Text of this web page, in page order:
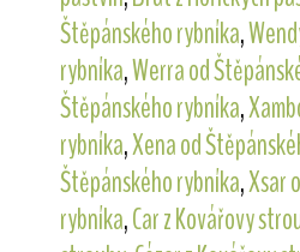
Štěpánského rybníka,
rybníka,Werra od
Štěpánského rybníka,
rybníka,Xena od
Štěpánského rybníka,Xsar
rybníka,Car z Kovářovy